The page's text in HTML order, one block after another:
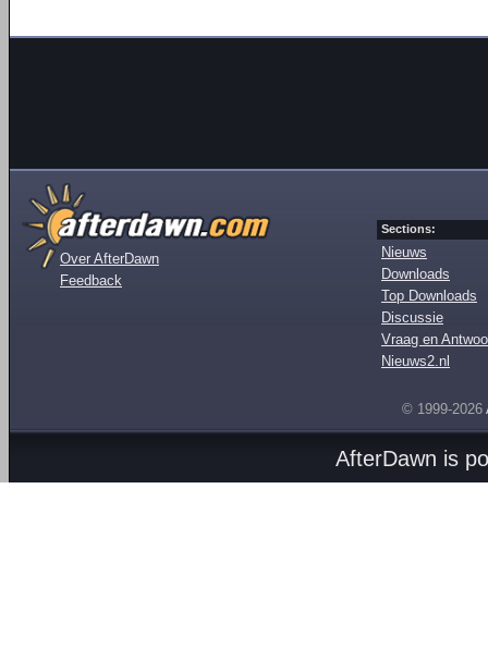
Over AfterDawn
Feedback
Sections:
Nieuws
Downloads
Top Downloads
Discussie
Vraag en
Nieuws2.nl
© 1999-2026
AfterDawn is